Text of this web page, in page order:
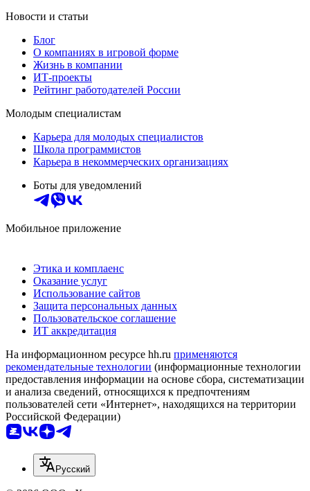
Новости и статьи
Блог
О компаниях в игровой форме
Жизнь в компании
ИТ-проекты
Рейтинг работодателей России
Молодым специалистам
Карьера для молодых специалистов
Школа программистов
Карьера в некоммерческих организациях
Боты для уведомлений
Мобильное приложение
Этика и комплаенс
Оказание услуг
Использование сайтов
Защита персональных данных
Пользовательское соглашение
ИТ аккредитация
На информационном ресурсе hh.ru применяются
рекомендательные технологии (информационные технологии
предоставления информации на основе сбора, систематизации
и анализа сведений, относящихся к предпочтениям
пользователей сети «Интернет», находящихся на территории
Российской Федерации)
Русский